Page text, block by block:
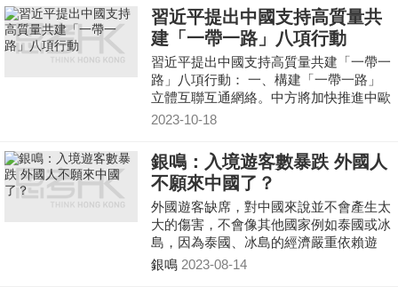
習近平提出中國支持高質量共
建「一帶一路」八項行動
習近平提出中國支持高質量共建「一帶一
路」八項行動： 一、構建「一帶一路」
立體互聯互通網絡。中方將加快推進中歐
班列高質量發展，參與跨裏海國際運輸走
2023-10-18
銀鳴：入境遊客數暴跌 外國人
不願來中國了？
外國遊客缺席，對中國來說並不會產生太
大的傷害，不會像其他國家例如泰國或冰
島，因為泰國、冰島的經濟嚴重依賴遊
客。目前，中國遊客國內旅遊的支出比
銀鳴 2023-08-14